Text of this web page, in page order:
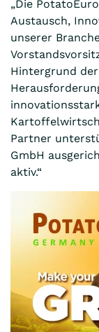
„Die
Austausch,
unserer
Hintergrund
Partner
GmbH
aktiv.“